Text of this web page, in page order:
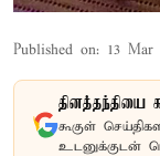
Published on: 13 Mar
தினத்தந்தியை
கூகுள்
உடனுக்குடன்